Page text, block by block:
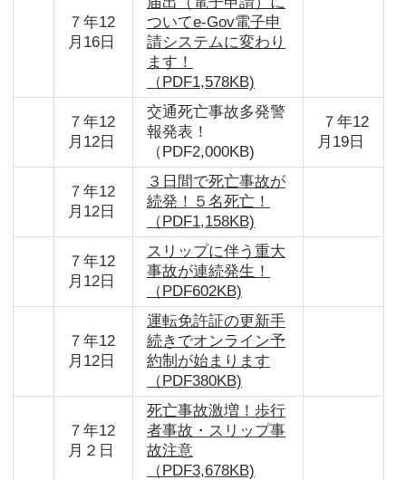
７年12
月16日
ついてe-Gov電子申
請システムに変わり
ます！
（PDF1,578KB)
７年12
月12日
交通死亡事故多発警
報発表！
（PDF2,000KB)
７年12
月19日
７年12
月12日
３日間で死亡事故が
続発！５名死亡！
（PDF1,158KB)
７年12
月12日
スリップに伴う重大
事故が連続発生！
（PDF602KB)
７年12
月12日
運転免許証の更新手
続きでオンライン予
約制が始まります
（PDF380KB)
７年12
月２日
死亡事故激増！歩行
者事故・スリップ事
故注意
（PDF3,678KB)